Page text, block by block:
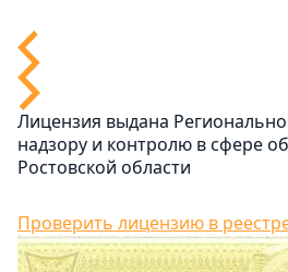
Лицензия выдана
надзору и контролю в сфере
Ростовской области
Проверить лицензию в